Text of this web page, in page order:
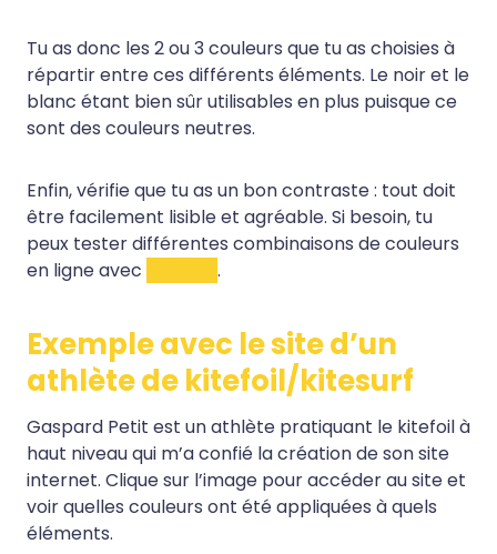
Tu as donc les 2 ou 3 couleurs que tu as choisies à
répartir entre ces différents éléments. Le noir et le
blanc étant bien sûr utilisables en plus puisque ce
sont des couleurs neutres.
Enfin, vérifie que tu as un bon contraste : tout doit
être facilement lisible et agréable. Si besoin, tu
peux tester différentes combinaisons de couleurs
en ligne avec
.
Exemple avec le site d’un
athlète de kitefoil/kitesurf
Gaspard Petit est un athlète pratiquant le kitefoil à
haut niveau qui m’a confié la création de son site
internet. Clique sur l’image pour accéder au site et
voir quelles couleurs ont été appliquées à quels
éléments.